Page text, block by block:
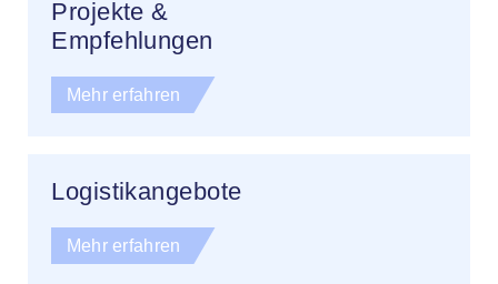
Projekte &
Empfehlungen
Mehr erfahren
Logistikangebote
Mehr erfahren